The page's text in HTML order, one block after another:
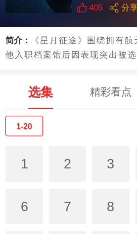
405 分
简介：
《星月征途》围绕拥有航
他入职档案馆后因表现突出被
选集 精彩看点
1-20
1 2 3
6 7 8